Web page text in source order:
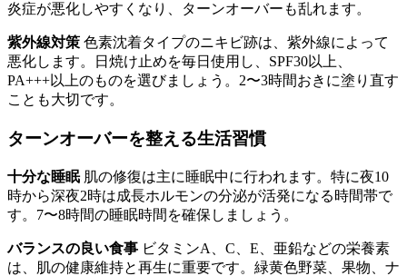
炎症が悪化しやすくなり、ターンオーバーも乱れます。
紫外線対策 色素沈着タイプのニキビ跡は、紫外線によって
悪化します。日焼け止めを毎日使用し、SPF30以上、
PA+++以上のものを選びましょう。2〜3時間おきに塗り直す
ことも大切です。
ターンオーバーを整える生活習慣
十分な睡眠肌の修復は主に睡眠中に行われます。特に夜10
時から深夜2時は成長ホルモンの分泌が活発になる時間帯で
す。7〜8時間の睡眠時間を確保しましょう。
バランスの良い食事 ビタミンA、C、E、亜鉛などの栄養素
は、肌の健康維持と再生に重要です。緑黄色野菜、果物、ナ